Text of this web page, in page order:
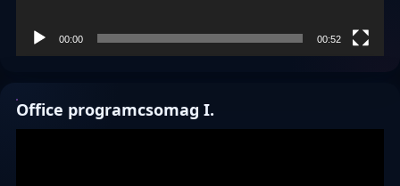
00:00 00:52
Office programcsomag I.